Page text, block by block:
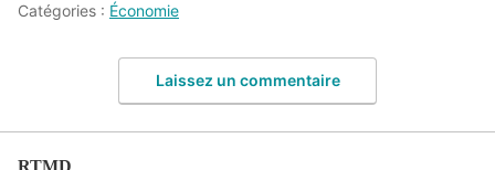
Catégories : Économie
Laissez un commentaire
RTMD